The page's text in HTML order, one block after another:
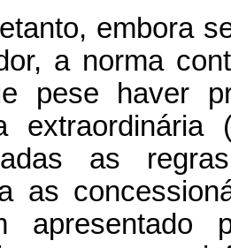
embora
a norma
pese haver
as
as